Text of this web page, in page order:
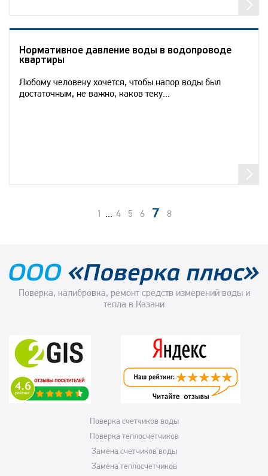
Нормативное давление воды в водопроводе
квартиры
Любому человеку хочется, чтобы напор воды был
достаточным, не важно, каков теку...
1 ... 4 5 6 7 8
Поверка, калибровка, ремонт средств измерений воды и
тепла в Казани
Поверка счетчиков воды
Поверка теплосчетчиков
Замена счетчиков воды
Замена теплосчетчиков